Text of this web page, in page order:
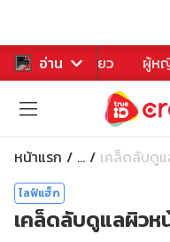
อ่าน
หาร ท่องเที่ยว ผู้ห
หน้าแรก ... เคล็ดลับดูแ
ไลฟ์แฮ็ก
เคล็ดลับดูแลผิวห